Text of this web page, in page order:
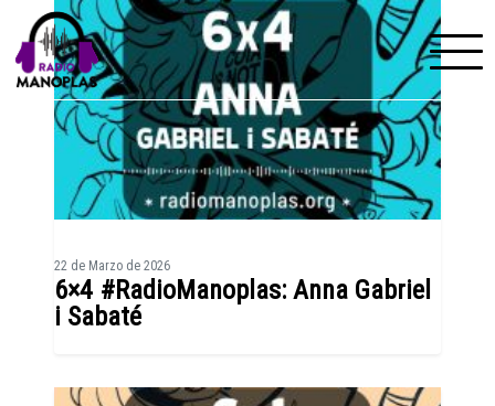
Skip to content
22 de Marzo de 2026
6×4 #RadioManoplas: Anna Gabriel
i Sabaté